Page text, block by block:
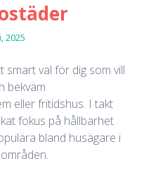
2025
smart val för dig som vill
bekväm
eller fritidshus. I takt
fokus på hållbarhet
bland husägare i